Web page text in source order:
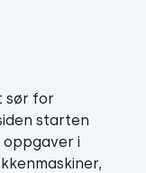
sør for
starten
i